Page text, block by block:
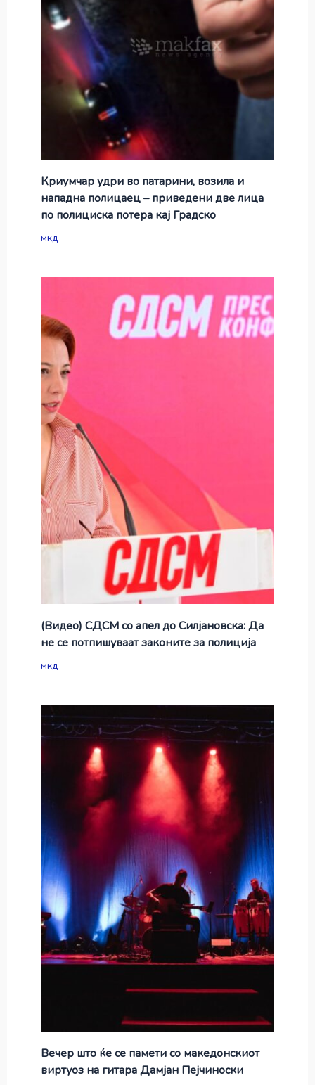
Криумчар удри во патарини, возила и
нападна полицаец – приведени две лица
по полициска потера кај Градско
мкд
(Видео) СДСМ со апел до Силјановска: Да
не се потпишуваат законите за полиција
мкд
Вечер што ќе се памети со македонскиот
виртуоз на гитара Дамјан Пејчиноски